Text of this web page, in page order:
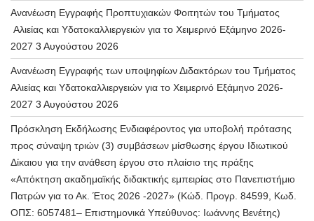
Ανανέωση Εγγραφής Προπτυχιακών Φοιτητών του Τμήματος
Αλιείας και Υδατοκαλλιεργειών για το Χειμερινό Εξάμηνο 2026-
2027 3 Αυγούστου 2026
Ανανέωση Εγγραφής των υποψηφίων Διδακτόρων του Τμήματος
Αλιείας και Υδατοκαλλιεργειών για το Χειμερινό Εξάμηνο 2026-
2027 3 Αυγούστου 2026
Πρόσκληση Εκδήλωσης Ενδιαφέροντος για υποβολή πρότασης
προς σύναψη τριών (3) συμβάσεων μίσθωσης έργου Ιδιωτικού
Δίκαιου για την ανάθεση έργου στο πλαίσιο της πράξης
«Απόκτηση ακαδημαϊκής διδακτικής εμπειρίας στο Πανεπιστήμιο
Πατρών για το Ακ. Έτος 2026 -2027» (Κώδ. Προγρ. 84599, Κωδ.
ΟΠΣ: 6057481– Επιστημονικά Υπεύθυνος: Ιωάννης Βενέτης)